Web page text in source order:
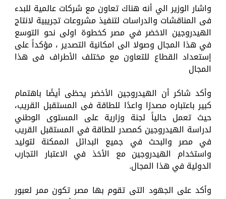
واشار الوزير الي أنه هناك تعاون مع شركات عالمية للبدء
فى المناقشات والدراسات لتنفيذ مشروعات تجريبية لانتاج
الهيدروجين الاخضر في مصر كخطوة اولى نحو التوسع
في هذا المجال وصولا الى امكانية التصدير ، مؤكداً على
إستعداد القطاع للتعاون مع مختلف الأطراف فى هذا
المجال
وأكد شاكر أن الهيدروجين الأخضر يحظى أيضًا باهتمام
كبير باعتباره مصدرًا واعدًا للطاقة فى المستقبل القريب،
حيث تعمل حالياً لجنة وزارية على المستوى الوطني
لدراسة الهيدروجين كمصدر للطاقة في المستقبل القريب
في مصر والبحث في جميع البدائل الممكنة لتوليد
واستخدام الهيدروجين مع الأخذ في الاعتبار التجارب
الدولية في هذا المجال.
وأكد على الجهود التى تقوم بها مصر تكون ممر لعبور